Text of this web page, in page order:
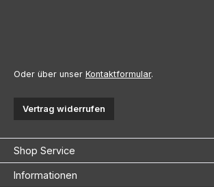
Oder über unser Kontaktformular.
Vertrag widerrufen
Shop Service
Informationen